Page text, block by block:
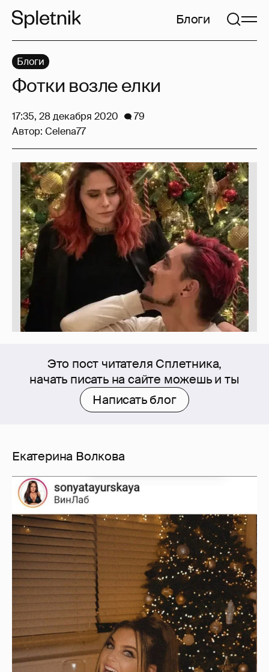
Блоги
Это пост читателя Сплетника,
начать писать на сайте можешь и ты
Написать блог
Екатерина Волкова
Блоги
Фотки возле елки
17:35, 28 декабря 2020
79
Автор: Celena77